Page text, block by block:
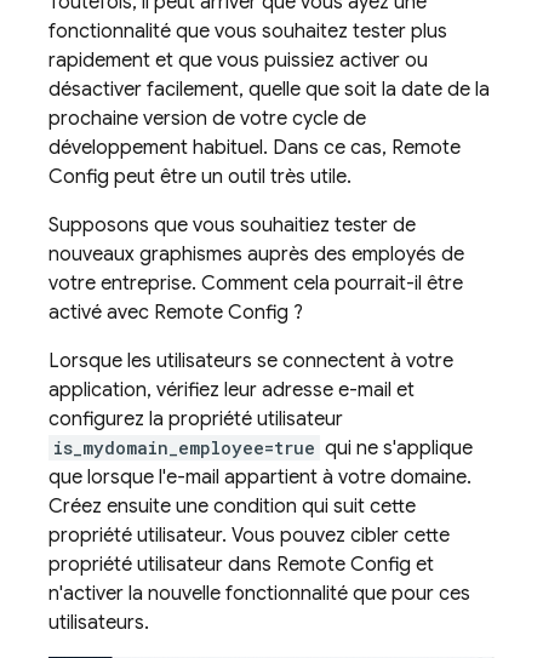
fonctionnalité que vous souhaitez tester plus
rapidement et que vous puissiez activer ou
désactiver facilement, quelle que soit la date de la
prochaine version de votre cycle de
développement habituel. Dans ce cas, Remote
Config peut être un outil très utile.
Supposons que vous souhaitiez tester de
nouveaux graphismes auprès des employés de
votre entreprise. Comment cela pourrait-il être
activé avec Remote Config ?
Lorsque les utilisateurs se connectent à votre
application, vérifiez leur adresse e-mail et
configurez la propriété utilisateur
is_mydomain_employee=true qui ne s'applique
que lorsque l'e-mail appartient à votre domaine.
Créez ensuite une condition qui suit cette
propriété utilisateur. Vous pouvez cibler cette
propriété utilisateur dans Remote Config et
n'activer la nouvelle fonctionnalité que pour ces
utilisateurs.